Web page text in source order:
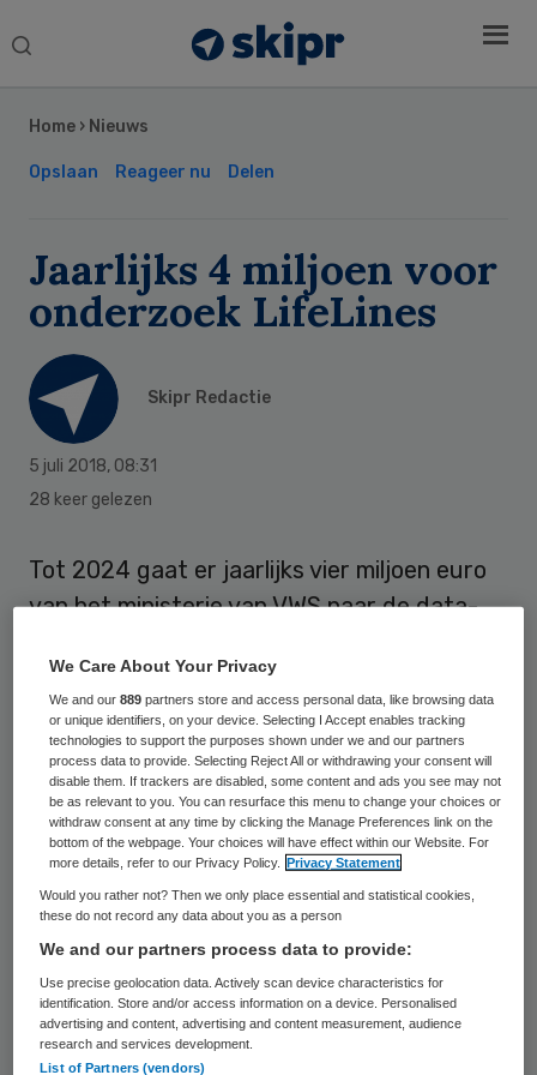
Search
Home › Nieuws
Opslaan Reageer nu Delen
Jaarlijks 4 miljoen voor
onderzoek LifeLines
Skipr Redactie
5 juli 2018, 08:31
28 keer gelezen
Tot 2024 gaat er jaarlijks vier miljoen euro
van het ministerie van VWS naar de data-
de gezondheid van drie generaties in de
noordelijke provincies. Aan het project
werken het ministerie van VWS, de
Rijksuniversiteit Groningen en het UMCG en
de provincies Groningen, Friesland en
Drenthe mee. Ze onderstrepen het belang
van Lifelines voor de volksgezondheid,
wetenschap en de economie.
Staatssecretaris Paul Blokhuis (VWS):
“Lifelines is een heel bijzonder project
waarin de laatste jaren een schat aan
Sidebar
We Care About Your Privacy
We and our889 partners store and access personal data, like browsing data
or unique identifiers, on your device. Selecting I Accept enables tracking
technologies to support the purposes shown under we and our partners
process data to provide. Selecting Reject All or withdrawing your consent will
disable them. If trackers are disabled, some content and ads you see may not
be as relevant to you. You can resurface this menu to change your choices or
withdraw consent at any time by clicking the Manage Preferences link on the
bottom of the webpage. Your choices will have effect within our Website. For
more details, refer to our Privacy Policy.
Privacy Statement
Would you rather not? Then we only place essential and statistical cookies,
these do not record any data about you as a person
We and our partners process data to provide:
Use precise geolocation data. Actively scan device characteristics for
identification. Store and/or access information on a device. Personalised
advertising and content, advertising and content measurement, audience
research and services development.
List of Partners (vendors)